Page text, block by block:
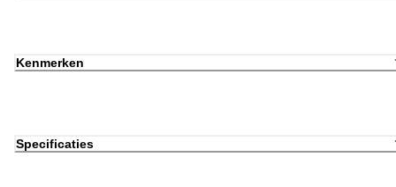
Kenmerken
Specificaties